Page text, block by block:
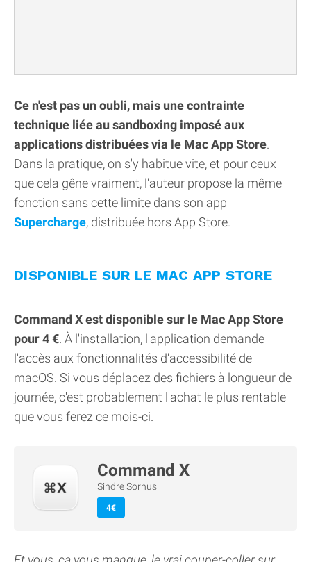
Ce n'est pas un oubli, mais une contrainte
technique liée au sandboxing imposé aux
applications distribuées via le Mac App Store.
Dans la pratique, on s'y habitue vite, et pour ceux
que cela gêne vraiment, l'auteur propose la même
fonction sans cette limite dans son app
Supercharge, distribuée hors App Store.
DISPONIBLE SUR LE MAC APP STORE
Command X est disponible sur le Mac App Store
pour 4 €. À l'installation, l'application demande
l'accès aux fonctionnalités d'accessibilité de
macOS. Si vous déplacez des fichiers à longueur de
journée, c'est probablement l'achat le plus rentable
que vous ferez ce mois-ci.
Command X
Sindre Sorhus
4€